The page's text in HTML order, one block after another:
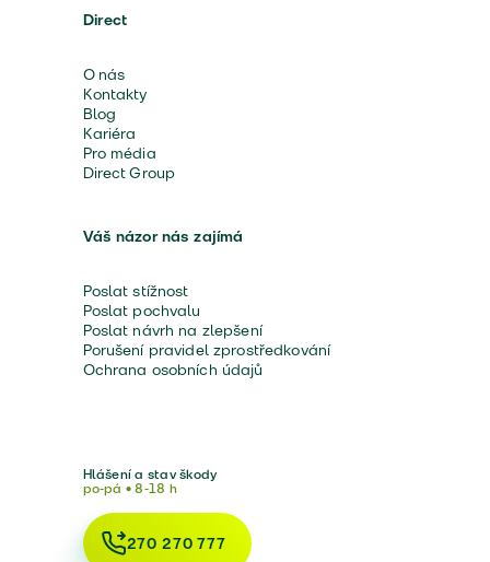
Direct
O nás
Kontakty
Blog
Kariéra
Pro média
Direct Group
Váš názor nás zajímá
Poslat stížnost
Poslat pochvalu
Poslat návrh na zlepšení
Porušení pravidel zprostředkování
Ochrana osobních údajů
Hlášení a stav škody
po-pá • 8-18 h
270 270 777